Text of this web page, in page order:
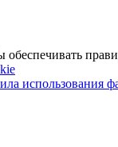
использования